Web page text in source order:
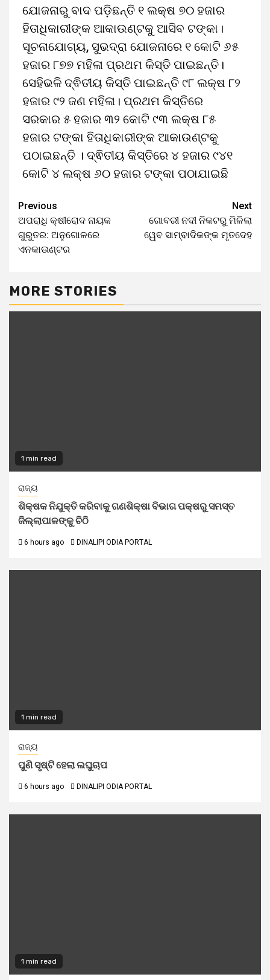
ଯୋଜନାରୁ ବାଦ ପଡ଼ିଛନ୍ତି ୧ ଲକ୍ଷ ୭୦ ହଜାର
ହିତାଧିକାରୀଙ୍କ ଆକାଉଣ୍ଟକୁ ଆସିବ ଟଙ୍କା।
ସୂଚନାଯୋଗ୍ୟ, ସୁଭଦ୍ରା ଯୋଜନାରେ ୧ କୋଟି ୬୫
ହଜାର ୮୭୭ ମହିଳା ପ୍ରଥମ କିସ୍ତି ପାଇଛନ୍ତି।
ସେହିଭଳି ଦ୍ଵିତୀୟ କିସ୍ତି ପାଇଛନ୍ତି ୯୮ ଲକ୍ଷ ୮୨
ହଜାର ୯୨ ଜଣ ମହିଳା। ପ୍ରଥମ କିସ୍ତିରେ
ସରକାର ୫ ହଜାର ୩୨ କୋଟି ୯୩ ଲକ୍ଷ ୮୫
ହଜାର ଟଙ୍କା ହିତାଧିକାରୀଙ୍କ ଆକାଉଣ୍ଟକୁ
ପଠାଇଛନ୍ତି । ଦ୍ଵିତୀୟ କିସ୍ତିରେ ୪ ହଜାର ୯୪୧
କୋଟି ୪ ଲକ୍ଷ ୬୦ ହଜାର ଟଙ୍କା ପଠାଯାଇଛି
Previous
ଅପରାଧି କ୍ଷୀରୋଦ ନାୟକ
ଗୁରୁତର: ଅନୁଗୋଳରେ
ଏନକାଉଣ୍ଟର
Next
ଗୋବରୀ ନଦୀ ନିକଟରୁ ମିଳିଲା
ୱେବ ସାମ୍ବାଦିକଙ୍କ ମୃତଦେହ
MORE STORIES
1 min read
ରାଜ୍ୟ
ଶିକ୍ଷକ ନିଯୁକ୍ତି କରିବାକୁ ଗଣଶିକ୍ଷା ବିଭାଗ ପକ୍ଷରୁ ସମସ୍ତ
ଜିଲ୍ଲାପାଳଙ୍କୁ ଚିଠି
6 hours ago DINALIPI ODIA PORTAL
1 min read
ରାଜ୍ୟ
ପୁଣି ସୃଷ୍ଟି ହେଲା ଲଘୁଚାପ
6 hours ago DINALIPI ODIA PORTAL
1 min read